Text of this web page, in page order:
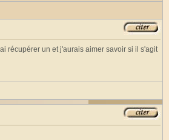
récupérer un et j'aurais aimer savoir si il s'agit